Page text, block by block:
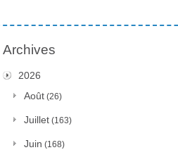
Archives
2026
Août (26)
Juillet (163)
Juin (168)